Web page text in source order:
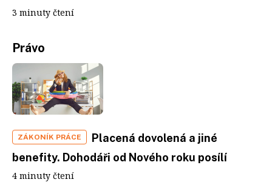
3 minuty čtení
Právo
ZÁKONÍK PRÁCE
Placená dovolená a jiné
benefity. Dohodáři od Nového roku posílí
4 minuty čtení